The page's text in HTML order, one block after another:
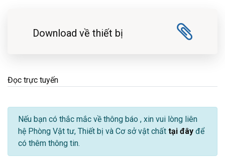
Download về thiết bị
Đọc trực tuyến
Nếu bạn có thắc mắc về thông báo , xin vui lòng liên
hệ Phòng Vật tư, Thiết bị và Cơ sở vật chất tại đây để
có thêm thông tin.